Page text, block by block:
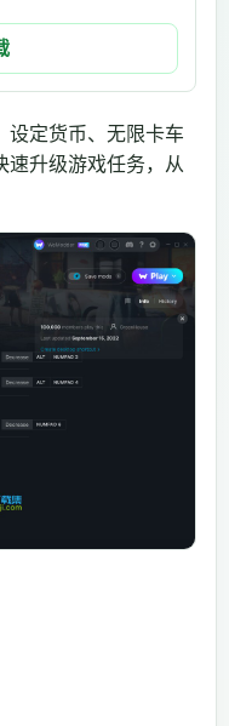
设定货币、无限卡车
速升级游戏任务，从